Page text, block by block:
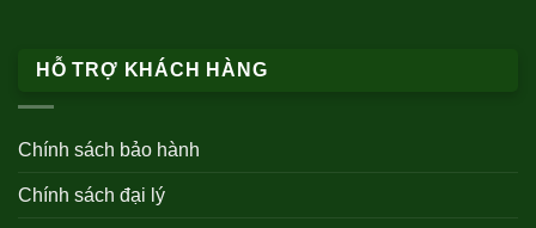
HỖ TRỢ KHÁCH HÀNG
Chính sách bảo hành
Chính sách đại lý